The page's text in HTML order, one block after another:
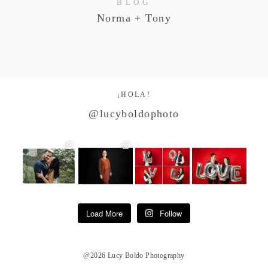
BLOG
Norma + Tony
¡HOLA!
@lucyboldophoto
Load More Follow
@2026 Lucy Boldo Photography